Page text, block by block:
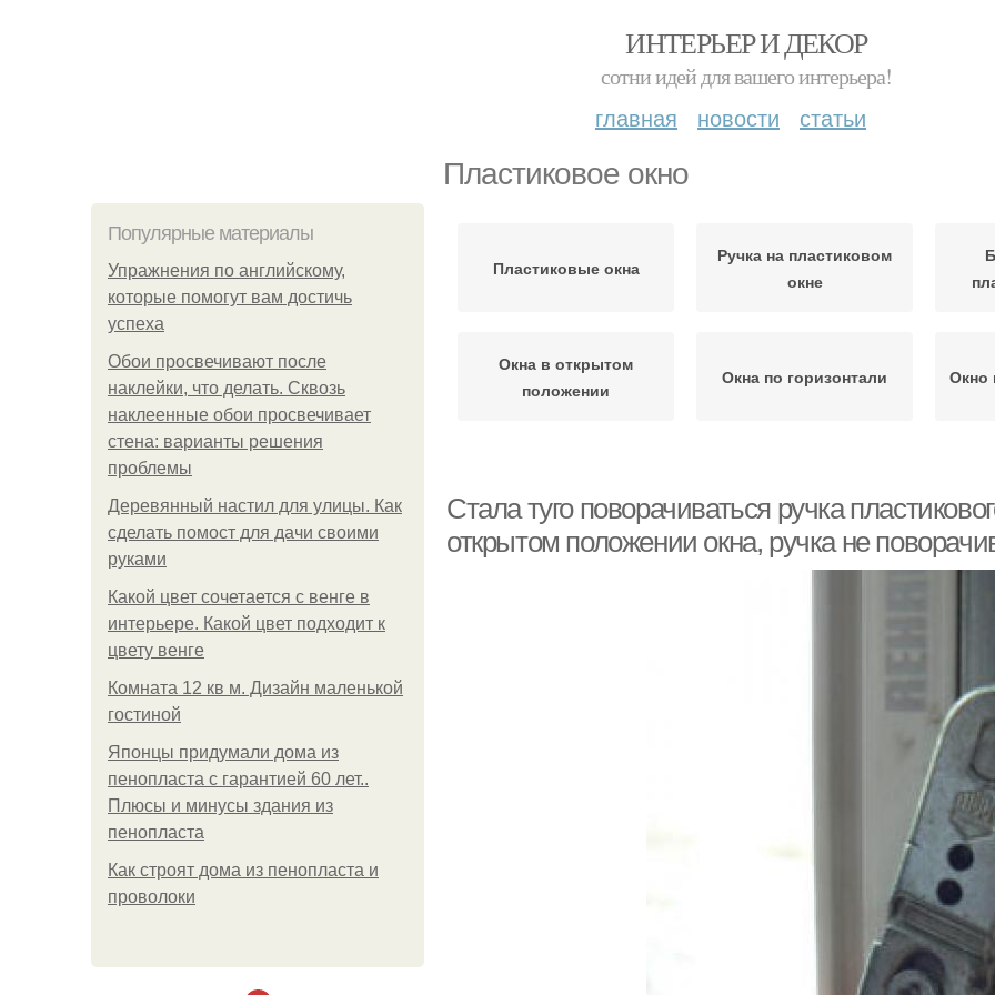
ИНТЕРЬЕР И ДЕКОР
сотни идей для вашего интерьера!
главная новости статьи
Пластиковое окно
Популярные материалы
Упражнения по английскому,
которые помогут вам достичь
успеха
Обои просвечивают после
наклейки, что делать. Сквозь
наклеенные обои просвечивает
стена: варианты решения
проблемы
Деревянный настил для улицы. Как
сделать помост для дачи своими
руками
Какой цвет сочетается с венге в
интерьере. Какой цвет подходит к
цвету венге
Комната 12 кв м. Дизайн маленькой
гостиной
Японцы придумали дома из
пенопласта с гарантией 60 лет..
Плюсы и минусы здания из
пенопласта
Как строят дома из пенопласта и
проволоки
Пластиковые окна
Ручка на пластиковом
окне
Окна в открытом
положении
Окна по горизонтали Окно
Стала туго поворачиваться ручка
открытом положении окна, ручка не